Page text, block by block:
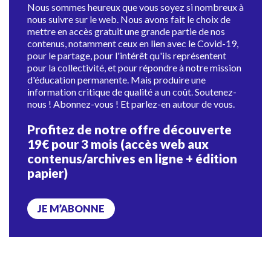
Nous sommes heureux que vous soyez si nombreux à
nous suivre sur le web. Nous avons fait le choix de
mettre en accès gratuit une grande partie de nos
contenus, notamment ceux en lien avec le Covid-19,
pour le partage, pour l'intérêt qu'ils représentent
pour la collectivité, et pour répondre à notre mission
d'éducation permanente. Mais produire une
information critique de qualité a un coût. Soutenez-
nous ! Abonnez-vous ! Et parlez-en autour de vous.
Profitez de notre offre découverte
19€ pour 3 mois (accès web aux
contenus/archives en ligne + édition
papier)
JE M’ABONNE